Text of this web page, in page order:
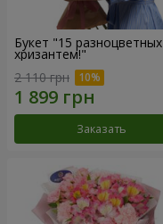
Букет "15 разноцветных
хризантем!"
2 110 грн
Заказать